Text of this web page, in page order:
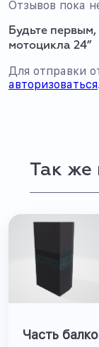
Отзывов пока
Будьте
мотоцикла 24”
Для отправки
авторизоваться.
Так же
Часть